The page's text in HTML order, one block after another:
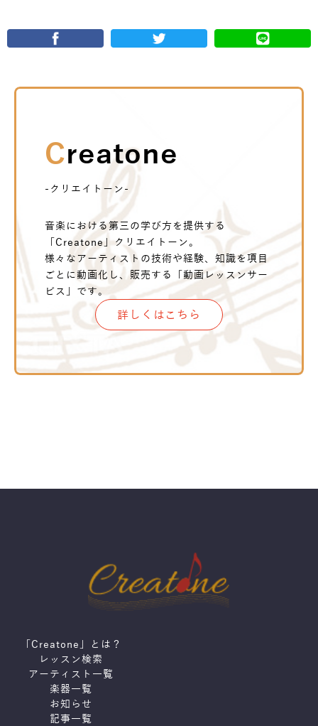
Creatone
-クリエイトーン-
音楽における第三の学び方を提供する
「Creatone」クリエイトーン。
様々なアーティストの技術や経験、知識を項目
ごとに動画化し、販売する「動画レッスンサー
ビス」です。
詳しくはこちら
「Creatone」とは？
レッスン検索
アーティスト一覧
楽器一覧
お知らせ
記事一覧